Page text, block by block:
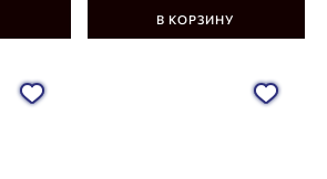
В КОРЗИНУ